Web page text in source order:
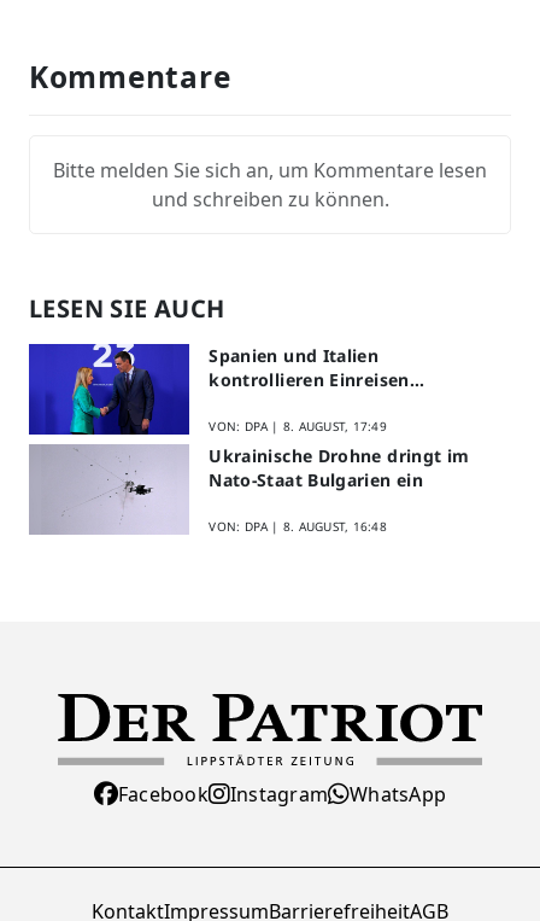
Kommentare
Bitte melden Sie sich an, um Kommentare lesen
und schreiben zu können.
LESEN SIE AUCH
Spanien und Italien
kontrollieren Einreisen
VON: DPA | 8. AUGUST, 17:49
Ukrainische Drohne dringt im
Nato-Staat Bulgarien ein
VON: DPA | 8. AUGUST, 16:48
Facebook Instagram WhatsApp
KontaktImpressumBarrierefreiheitAGB